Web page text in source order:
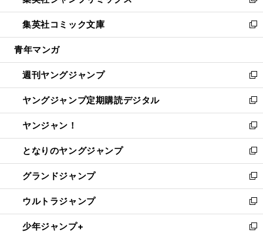
開
く
ウ
で
開
ン
ド
ウ
開
く
ウ
ィ
ン
ウ
で
開
く
し
い
ウ
ン
ド
ウ
で
開
く
集英社コミック文庫
新
し
ウ
ィ
ン
ド
ウ
で
開
く
青年マンガ
週刊ヤングジャンプ
新
し
い
ウ
ィ
ン
ド
ウ
で
開
く
ヤングジャンプ定期購読デジタル
新
し
い
ウ
ィ
ン
ド
ウ
で
開
く
ヤンジャン！
新
し
い
ウ
ィ
ン
ド
ウ
で
となりのヤングジャンプ
新
し
い
ウ
ィ
ン
ド
グランドジャンプ
新
し
い
ウ
ィ
ウルトラジャンプ
新
し
い
少年ジャンプ+
新